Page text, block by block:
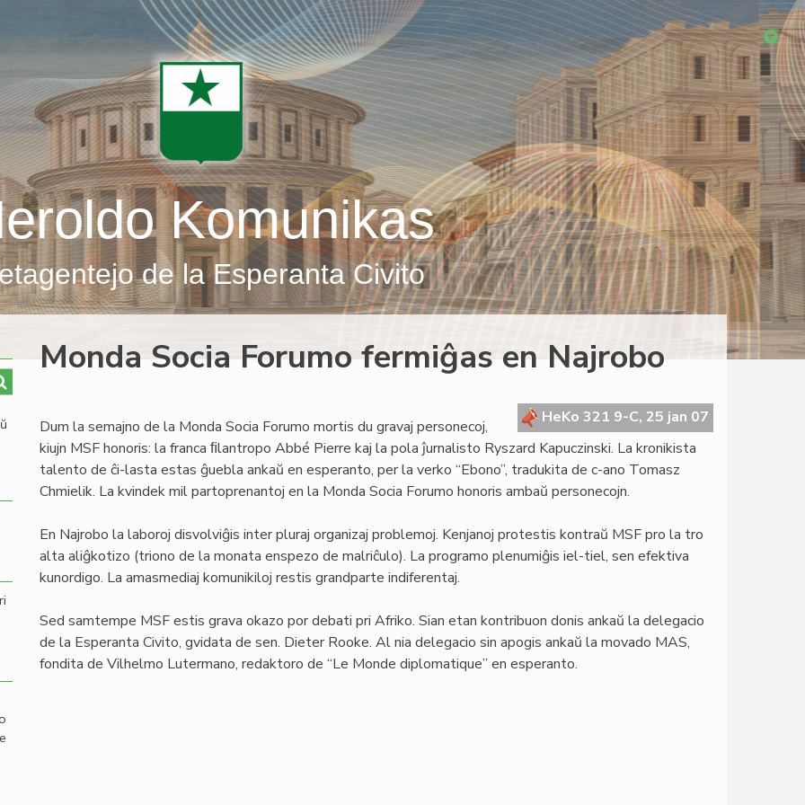
Komunikas
de la Esperanta Civito
Monda Socia Forumo fermiĝas en Najrobo
HeKo 321 9-C, 25 jan 07
Dum la semajno de la Monda Socia Forumo mortis du gravaj personecoj,
kiujn MSF honoris: la franca ﬁlantropo Abbé Pierre kaj la pola ĵurnalisto Ryszard Kapuczinski. La kronikista
talento de ĉi-lasta estas ĝuebla ankaŭ en esperanto, per la verko “Ebono”, tradukita de c-ano Tomasz
Chmielik. La kvindek mil partoprenantoj en la Monda Socia Forumo honoris ambaŭ personecojn.
En Najrobo la laboroj disvolviĝis inter pluraj organizaj problemoj. Kenjanoj protestis kontraŭ MSF pro la tro
alta aliĝkotizo (triono de la monata enspezo de malriĉulo). La programo plenumiĝis iel-tiel, sen efektiva
kunordigo. La amasmediaj komunikiloj restis grandparte indiferentaj.
Sed samtempe MSF estis grava okazo por debati pri Afriko. Sian etan kontribuon donis ankaŭ la delegacio
de la Esperanta Civito, gvidata de sen. Dieter Rooke. Al nia delegacio sin apogis ankaŭ la movado MAS,
fondita de Vilhelmo Lutermano, redaktoro de “Le Monde diplomatique” en esperanto.